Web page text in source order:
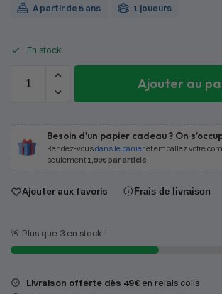
À partir de 5 ans 1 joueurs
En stock
Ajouter au
Besoin d'un papier cadeau ? On
Rendez-vousdans le panieret emballez votre
seulement 1,99€ par article.
Ajouter aux favoris Frais de livraison
🚨 Plus que 3 en stock !
Livraison offerte dès 49 € en relais colis